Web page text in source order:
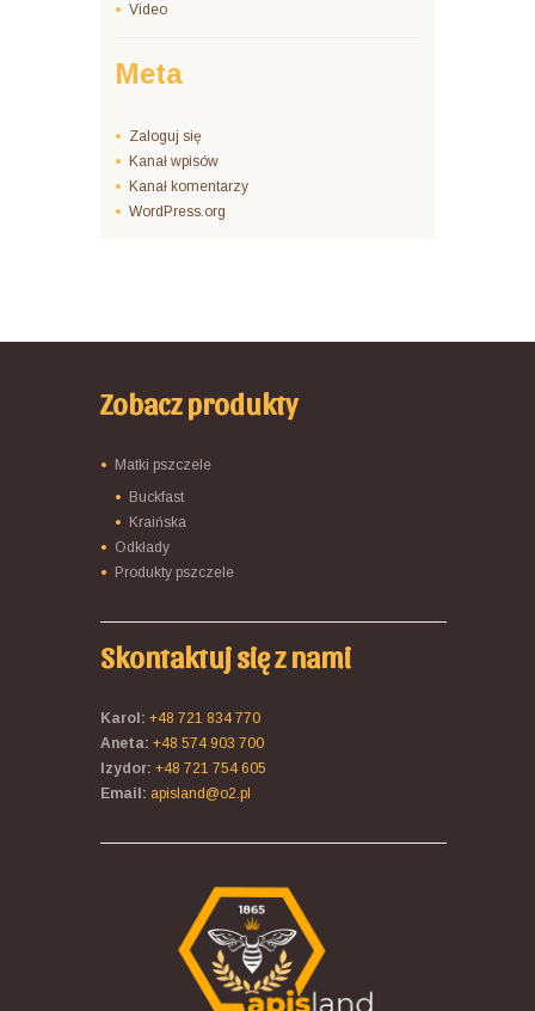
Video
Meta
Zaloguj się
Kanał wpisów
Kanał komentarzy
WordPress.org
Zobacz produkty
Matki pszczele
Buckfast
Kraińska
Odkłady
Produkty pszczele
Skontaktuj się z nami
Karol: +48 721 834 770
Aneta: +48 574 903 700
Izydor: +48 721 754 605
Email: apisland@o2.pl